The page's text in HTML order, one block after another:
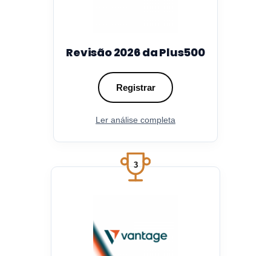
Revisão 2026 da Plus500
Registrar
Ler análise completa
3